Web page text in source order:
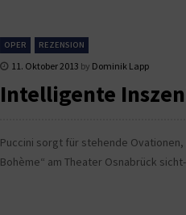
OPER REZENSION
11. Oktober 2013 by Dominik Lapp
Intelligente
Puccini sorgt für stehende Ovationen,
Bohème“ am Theater Osnabrück